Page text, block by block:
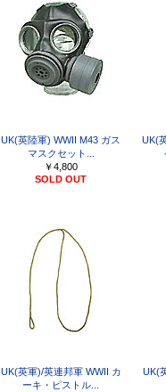
UK(英陸軍) WWII M43 ガス
マスクセット...
￥4,800
SOLD OUT
UK(
UK(英軍)/英連邦軍 WWII カ
ーキ・ピストル...
UK(